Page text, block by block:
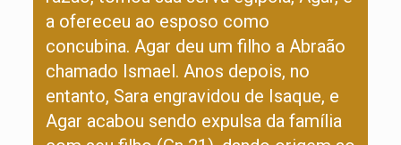
a ofereceu ao esposo como
concubina. Agar deu um filho a Abraão
chamado Ismael. Anos depois, no
entanto, Sara engravidou de Isaque, e
Agar acabou sendo expulsa da família